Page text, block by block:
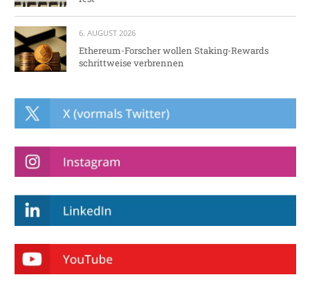
6. AUGUST 2026
Ethereum-Forscher wollen Staking-Rewards
schrittweise verbrennen